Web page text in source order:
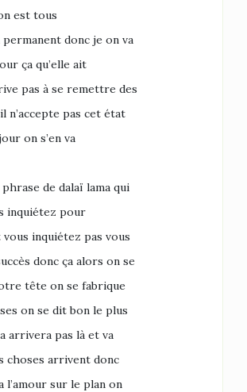
est tous
donc je on va
ça qu’elle ait
pas à se remettre des
n’accepte pas cet état
on s’en va
de dalaï lama qui
inquiétez pour
inquiétez pas vous
donc ça alors on se
tête on se fabrique
on se dit bon le plus
arrivera pas là et va
choses arrivent donc
l’amour sur le plan on